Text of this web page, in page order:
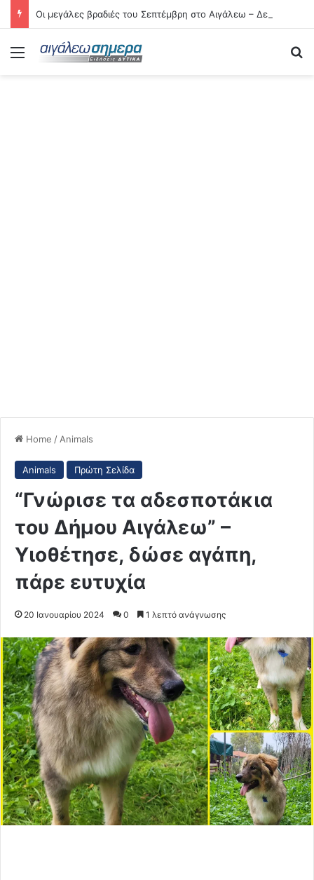
Menu
Home / Animals
Animals Πρώτη Σελίδα
“Γνώρισε τα αδεσποτάκια
του Δήμου Αιγάλεω” –
Υιοθέτησε, δώσε αγάπη,
πάρε ευτυχία
20 Ιανουαρίου 2024 0 1 λεπτό ανάγνωσης